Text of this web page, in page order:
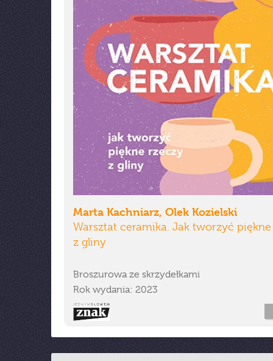
Marta Kachniarz, Olek Kozielski
Warsztat ceramika. Jak tworzyć
z gliny
Broszurowa ze skrzydełkami
Rok wydania: 2023